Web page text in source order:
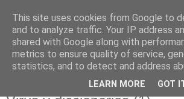
El pisapapeles de
Páginas de un escritor rural
viernes, 10 de abril de 2020
This site uses cookies from Google to
and to analyze traffic. Your IP address
shared with Google along with
metrics to ensure quality of service,
statistics, and to detect and address
LEARN MORE GOT